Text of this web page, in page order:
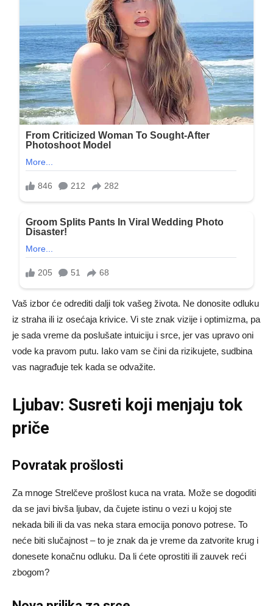
Vaš izbor će odrediti dalji tok vašeg života. Ne donosite odluku
iz straha ili iz osećaja krivice. Vi ste znak vizije i optimizma, pa
je sada vreme da poslušate intuiciju i srce, jer vas upravo oni
vode ka pravom putu. Iako vam se čini da rizikujete, sudbina
vas nagrađuje tek kada se odvažite.
Ljubav: Susreti koji menjaju tok
priče
Povratak prošlosti
Za mnoge Strelčeve prošlost kuca na vrata. Može se dogoditi
da se javi bivša ljubav, da čujete istinu o vezi u kojoj ste
nekada bili ili da vas neka stara emocija ponovo potrese. To
neće biti slučajnost – to je znak da je vreme da zatvorite krug i
donesete konačnu odluku. Da li ćete oprostiti ili zauvek reći
zbogom?